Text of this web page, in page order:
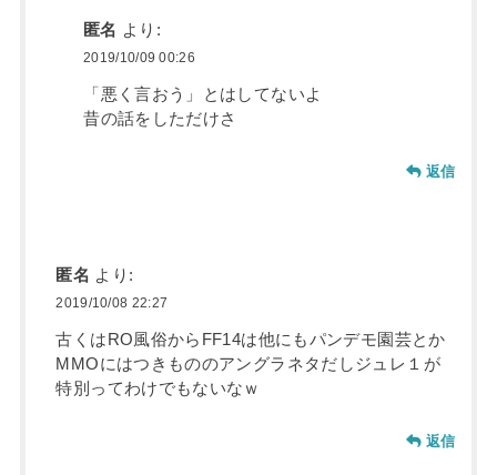
匿名 より:
2019/10/09 00:26
「悪く言おう」とはしてないよ
昔の話をしただけさ
返信
匿名 より:
2019/10/08 22:27
古くはRO風俗からFF14は他にもパンデモ園芸とか
MMOにはつきもののアングラネタだしジュレ１が
特別ってわけでもないなｗ
返信